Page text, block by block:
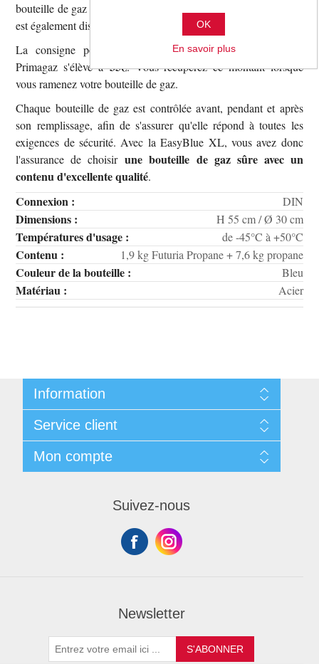
bouteille de gaz plus petite ? Le modèle EasyBlue PLUS (6 kg)
est également disponible.
La consigne pour la bonbonne de gaz EasyBlue XL de
Primagaz s'élève à 35€. Vous récupérez ce montant lorsque
vous ramenez votre bouteille de gaz.
Chaque bouteille de gaz est contrôlée avant, pendant et après
son remplissage, afin de s'assurer qu'elle répond à toutes les
exigences de sécurité. Avec la EasyBlue XL, vous avez donc
l'assurance de choisirune bouteille de gaz sûre avec un
contenu d'excellente qualité.
Connexion : DIN
Dimensions : H 55 cm / Ø 30 cm
Températures d'usage : de -45°C à +50°C
Contenu : 1,9 kg Futuria Propane + 7,6 kg propane
Couleur de la bouteille : Bleu
Matériau : Acier
Information
Qui sommes-nous ?
Livraison et retours
Politique de confidentialité
Conditions Générales de Vente
Service client
FAQMon compte
Suivez-nous
Newsletter
S'ABONNER
OK
En savoir plus